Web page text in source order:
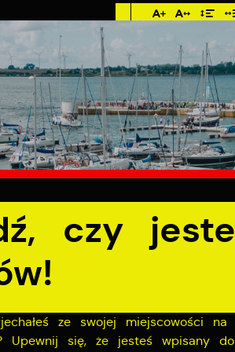
Imieniny: Dorota,
Konrad, Kajetan
MIESZKANIEC
w rejestrze wyborców!
czy
ze swojej miejscowości
Upewnij się, że jesteś wpisany